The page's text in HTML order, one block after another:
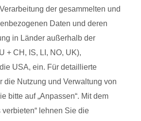
Arbeitsumfeld.
der gesammelten und
Daten und deren
in Länder außerhalb der
+ CH, IS, LI, NO, UK),
USA, ein. Für detaillierte
die Nutzung und Verwaltung von
bitte auf „Anpassen“. Mit dem
verbieten“ lehnen Sie die